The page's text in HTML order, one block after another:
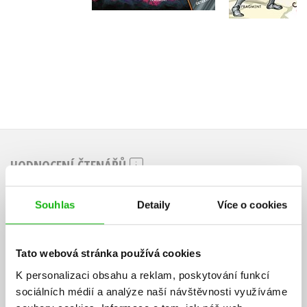
Souhlas Detaily Více o cookies
Tato webová stránka používá cookies
K personalizaci obsahu a reklam, poskytování funkcí
sociálních médií a analýze naší návštěvnosti využíváme
199 Kč
HODNOCENÍ ČTENÁŘŮ
Uživatelskou recenzi mohou vkládat pouze registrovaní uživatelé
Přihlásit